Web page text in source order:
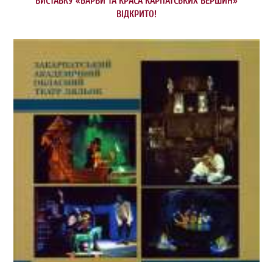
ВІДКРИТО!